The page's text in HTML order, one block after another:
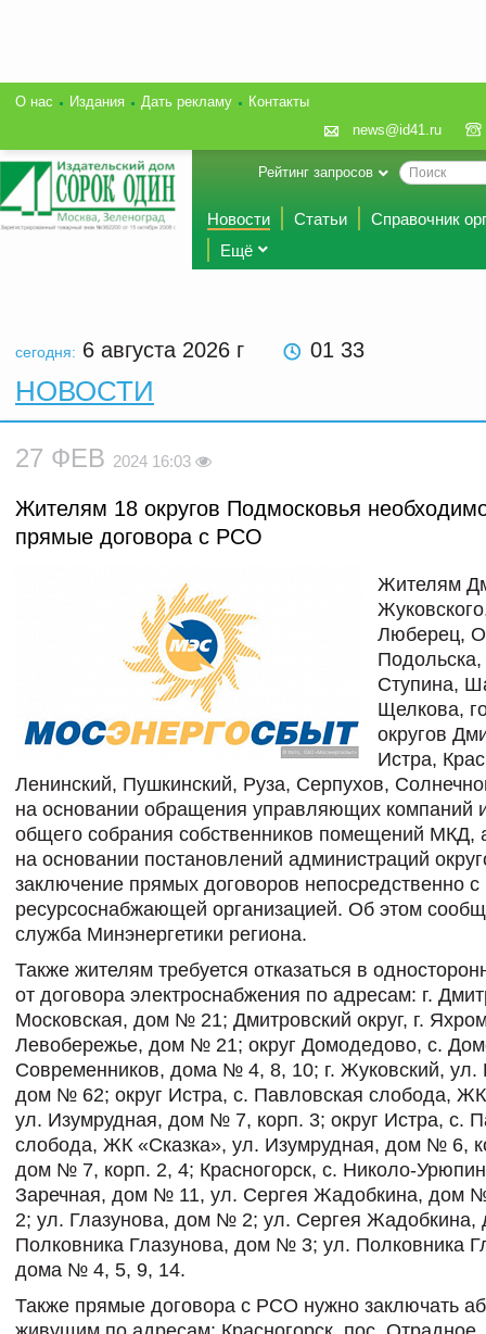
О нас Издания Дать рекламу
Контакты
news@id41.ru
Рейтинг запросов
Новости Статьи
Справочник
Ещё
сегодня: 6 августа 2026 г 01 33
НОВОСТИ
27 ФЕВ 2024 16:03
Жителям 18 округов Подмосковья
прямые договора с РСО
Жителям
Люберец,
Подольска,
Ступина,
Щелкова,
округов
Истра,
Ленинский, Пушкинский, Руза, Серпухов,
на основании обращения управляющих компаний
общего собрания собственников помещений МКД,
на основании постановлений администраций
заключение прямых договоров непосредственно с
ресурсоснабжающей организацией. Об этом
служба Минэнергетики региона.
Также жителям требуется отказаться в
от договора электроснабжения по адресам: г.
Московская, дом № 21; Дмитровский округ, г.
Левобережье, дом № 21; округ Домодедово, с.
Современников, дома № 4, 8, 10; г. Жуковский, ул.
дом № 62; округ Истра, с. Павловская слобода,
ул. Изумрудная, дом № 7, корп. 3; округ Истра, с.
слобода, ЖК «Сказка», ул. Изумрудная, дом № 6,
дом № 7, корп. 2, 4; Красногорск, с. Николо-
Заречная, дом № 11, ул. Сергея Жадобкина, дом
2; ул. Глазунова, дом № 2; ул. Сергея
Полковника Глазунова, дом № 3; ул. Полковника
дома № 4, 5, 9, 14.
Также прямые договора с РСО нужно заключать